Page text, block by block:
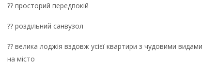
?? просторий передпокій
?? роздільний санвузол
?? велика лоджія вздовж усієї квартири з чудовими видами
на місто